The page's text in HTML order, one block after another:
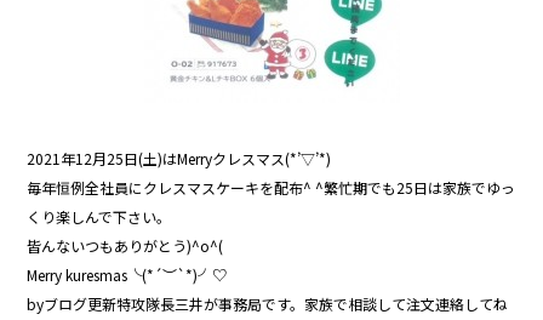
2021年12月25日(土)はMerryクレスマス(*’▽’*)
毎年恒例全社員にクレスマスケーキを配布^ ^繁忙期でも25日は家族でゆっ
くり楽しんで下さい。
皆んないつもありがとう)^o^(
Merry kuresmas╰(*´︶`*)╯♡
byブログ更新特攻隊長三井が事務局です。家族で相談して注文連絡してね